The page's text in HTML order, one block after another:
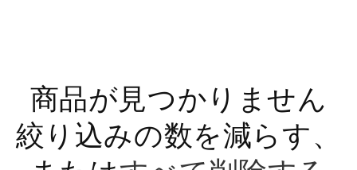
商品が見つかりません
絞り込みの数を減らす、